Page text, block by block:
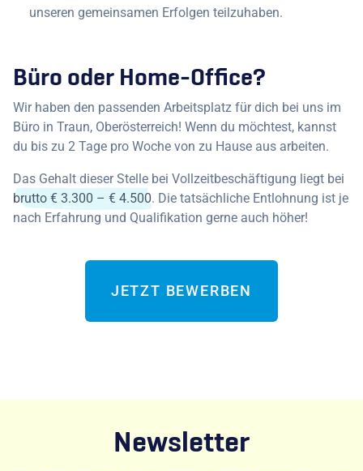
unseren gemeinsamen Erfolgen teilzuhaben.
Büro oder Home-Office?
Wir haben den passenden Arbeitsplatz für dich bei uns im
Büro in Traun, Oberösterreich! Wenn du möchtest, kannst
du bis zu 2 Tage pro Woche von zu Hause aus arbeiten.
Das Gehalt dieser Stelle bei Vollzeitbeschäftigung liegt bei
brutto € 3.300 – € 4.500. Die tatsächliche Entlohnung ist je
nach Erfahrung und Qualifikation gerne auch höher!
JETZT BEWERBEN
Newsletter